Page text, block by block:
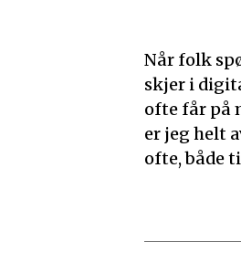
Når folk
skjer i
ofte får på
er jeg helt
ofte, både